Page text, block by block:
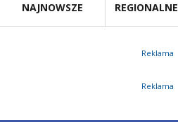
NAJNOWSZE REGIONALNE
Reklama
Reklama